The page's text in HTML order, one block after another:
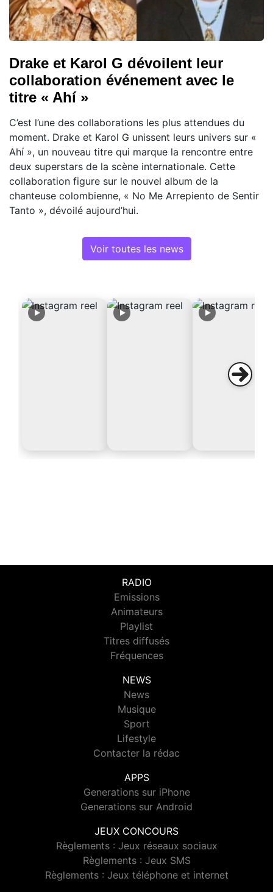
Drake et Karol G dévoilent leur
collaboration événement avec le
titre « Ahí »
C’est l’une des collaborations les plus attendues du
moment. Drake et Karol G unissent leurs univers sur «
Ahí », un nouveau titre qui marque la rencontre entre
deux superstars de la scène internationale. Cette
collaboration figure sur le nouvel album de la
chanteuse colombienne, « No Me Arrepiento de Sentir
Tanto », dévoilé aujourd’hui.
Voir toutes les news
RADIO
Emissions
Animateurs
Playlist
Titres diffusés
Fréquences
NEWS
News
Musique
Sport
Lifestyle
Contacter la rédac
APPS
Generations sur iPhone
Generations sur Android
JEUX CONCOURS
Règlements : Jeux réseaux sociaux
Règlements : Jeux SMS
Règlements : Jeux téléphone et internet